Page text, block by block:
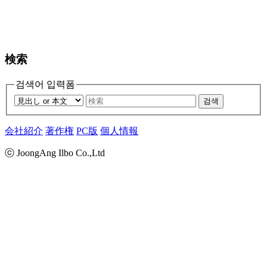
検索
검색어 입력폼
검색
会社紹介 著作権 PC版 個人情報
ⓒ JoongAng Ilbo Co.,Ltd